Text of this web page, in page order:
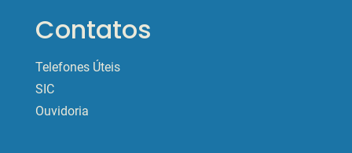
Contatos
Telefones Úteis
SIC
Ouvidoria